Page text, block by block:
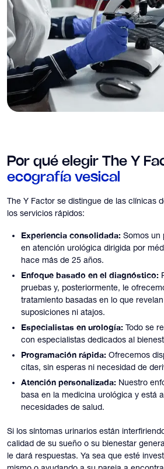
Por qué elegir The Y
ecografía vesical
The Y Factor se distingue de las clínicas
los servicios rápidos:
Experiencia consolidada: Somos un
en atención urológica dirigida por
hace más de 25 años.
Enfoque basado en el diagnóstico:
pruebas y, posteriormente, le
tratamiento basadas en lo que
suposiciones ni atajos.
Especialistas en urología: Todo se
con especialistas dedicados al
Programación rápida: Ofrecemos
citas, sin esperas ni necesidad de
Atención personalizada: Nuestro
basa en la medicina urológica y está
necesidades de salud.
Si los síntomas urinarios están
calidad de su sueño o su bienestar
le dará respuestas. Ya sea que esté